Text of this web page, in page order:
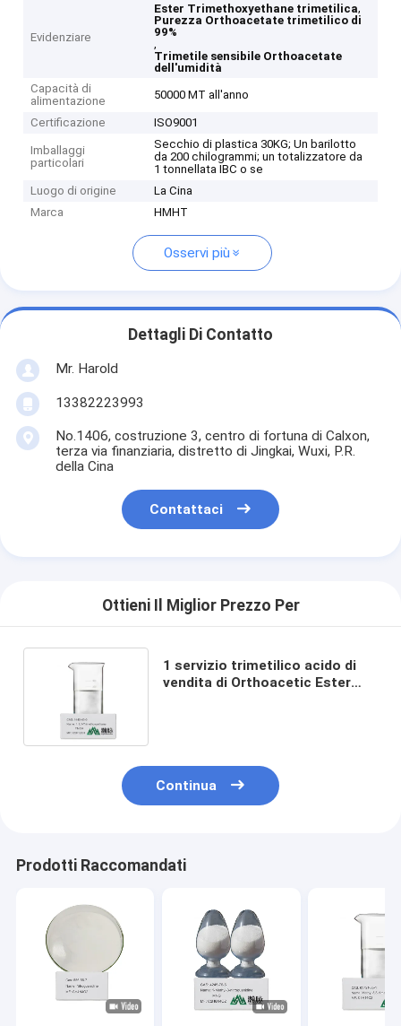
Evidenziare
Ester Trimethoxyethane trimetilica,
Purezza Orthoacetate trimetilico di
99%
,
Trimetile sensibile Orthoacetate
dell'umidità
Capacità di
alimentazione
50000 MT all'anno
Certificazione ISO9001
Imballaggi
particolari
Secchio di plastica 30KG; Un barilotto
da 200 chilogrammi; un totalizzatore da
1 tonnellata IBC o se
Luogo di origine
La Cina
Marca
HMHT
Osservi più
Dettagli Di Contatto
Mr. Harold
13382223993
No.1406, costruzione 3, centro di fortuna di Calxon,
terza via finanziaria, distretto di Jingkai, Wuxi, P.R.
della Cina
Contattaci
Ottieni Il Miglior Prezzo Per
1 servizio trimetilico acido di
vendita di Orthoacetic Ester
Continua
Prodotti Raccomandati